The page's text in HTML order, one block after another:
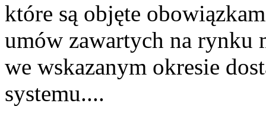
które są objęte
umów zawartych na rynku
we wskazanym okresie
systemu....